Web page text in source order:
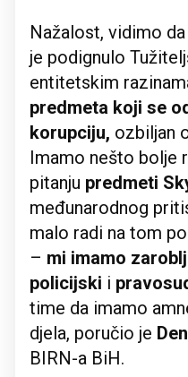
Nažalost, vidimo
je podignulo
entitetskim
predmeta koji se
korupciju, ozbiljan
Imamo nešto bolje
pitanju predmeti
međunarodnog
malo radi na tom
– mi imamo
policijski i
time da imamo
djela, poručio je
BIRN-a BiH.